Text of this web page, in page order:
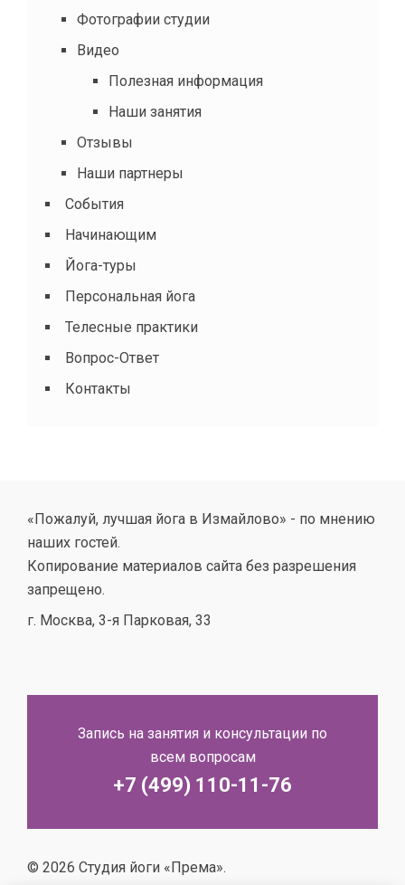
Фотографии студии
Видео
Полезная информация
Наши занятия
Отзывы
Наши партнеры
События
Начинающим
Йога-туры
Персональная йога
Телесные практики
Вопрос-Ответ
Контакты
«Пожалуй, лучшая йога в Измайлово» - по мнению
наших гостей.
Копирование материалов сайта без разрешения
запрещено.
г. Москва, 3-я Парковая, 33
Запись на занятия и консультации по
всем вопросам
+7 (499) 110-11-76
© 2026 Студия йоги «Према».